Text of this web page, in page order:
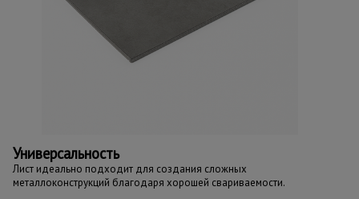
Универсальность
Лист идеально подходит для создания сложных
металлоконструкций благодаря хорошей свариваемости.